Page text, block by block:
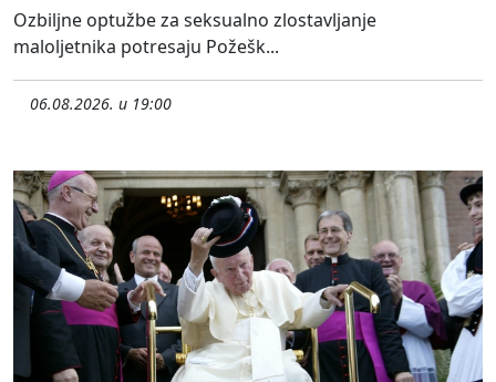
Ozbiljne optužbe za seksualno zlostavljanje
maloljetnika potresaju Požešk...
06.08.2026. u 19:00